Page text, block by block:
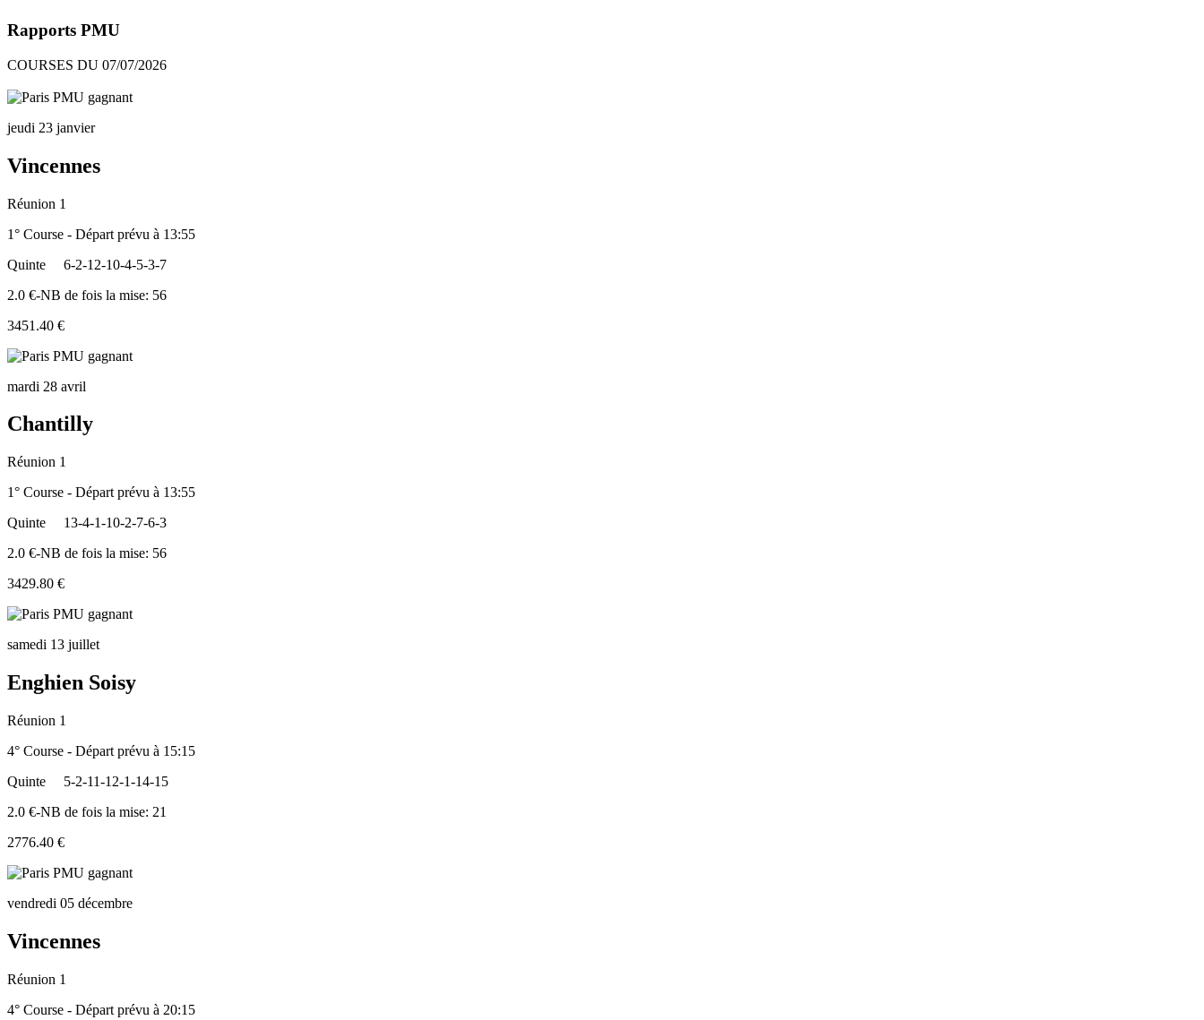
Rapports PMU
COURSES DU 07/07/2026
jeudi 23 janvier
Vincennes
Réunion 1
1° Course - Départ prévu à 13:55
Quinte
6-2-12-10-4-5-3-7
2.0 €-NB de fois la mise: 56
3451.40 €
mardi 28 avril
Chantilly
Réunion 1
1° Course - Départ prévu à 13:55
Quinte
13-4-1-10-2-7-6-3
2.0 €-NB de fois la mise: 56
3429.80 €
samedi 13 juillet
Enghien Soisy
Réunion 1
4° Course - Départ prévu à 15:15
Quinte
5-2-11-12-1-14-15
2.0 €-NB de fois la mise: 21
2776.40 €
vendredi 05 décembre
Vincennes
Réunion 1
4° Course - Départ prévu à 20:15